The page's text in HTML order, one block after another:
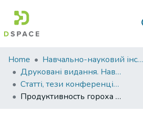
Communities
&
Collections
All of DSpace
Home
Навчально-науковий інститут агротехнологій, селекції та екології
Друковані видання. Навчально-науковий інститут агротехнологій, селекції та екології
Статті, тези конференцій. Навчально-науковий інститут агротехнологій, селекції та екології
Продуктивность гороха в зависимости от применения различных доз минеральных удобрений и инокуляции семян в условиях неостаточного увлажнения Лесостепи Украины